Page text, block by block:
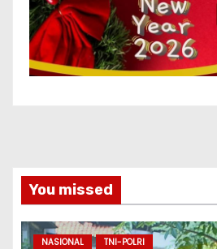
You missed
NASIONAL TNI-POLRI